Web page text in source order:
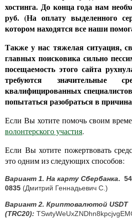
хостинга. До конца года нам
руб. (На оплату выделенного
котором находятся все наши
Также у нас тяжелая ситуация,
главных поисковика сильно
посещаемость этого сайта
требуются значительные
квалифицированных
попытаться разобраться в
Если Вы хотите помочь своим
волонтерского участия.
Если Вы хотите пожертвовать
это одним из следующих способов:
Вариант 1. На карту Сбербанка.
0835 (Дмитрий Геннадьевич С.)
Вариант 2. Криптовалютой USDT
(TRC20):